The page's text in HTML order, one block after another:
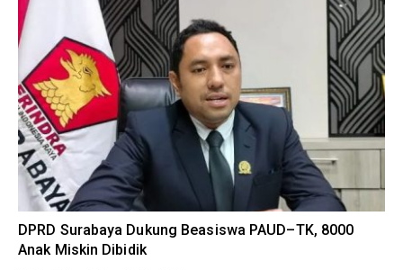
DPRD Surabaya Dukung Beasiswa PAUD–TK, 8000
Anak Miskin Dibidik